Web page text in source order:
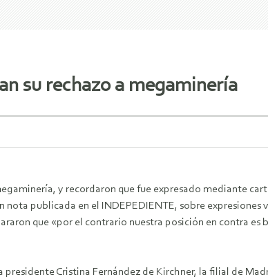
su rechazo a megaminería
y recordaron que fue expresado mediante
nota publicada en el INDEPEDIENTE, sobre expresiones
que «por el contrario nuestra posición en contra es
Cristina Fernández de Kirchner, la filial de